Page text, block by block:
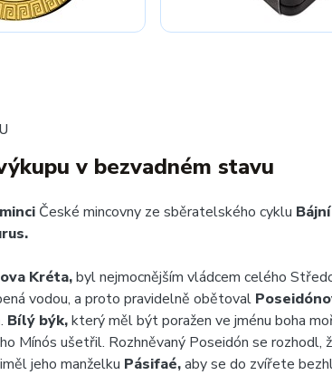
v bezvadném stavu
České mincovny ze sběratelského cyklu
Kréta,byl nejmocnějším vládcem celého
vodou, a proto pravidelně obětoval
Bílý býk,který měl být poražen ve jménu boha
Mínós ušetřil. Rozhněvaný Poseidón se rozhodl,
jeho manželku Pásifaé,aby se do zvířete